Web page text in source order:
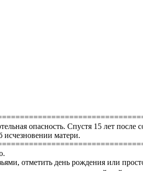
опасность. Спустя 15 лет
исчезновении матери.
отметить день рождения или